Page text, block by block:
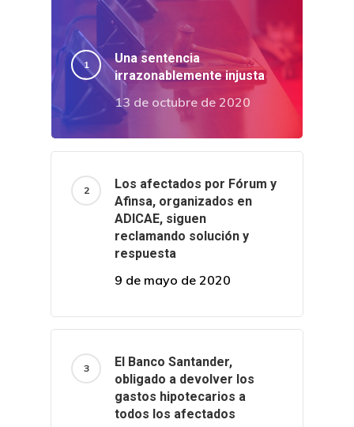
Una sentencia
irrazonablemente injusta
13 de octubre de 2020
Los afectados por Fórum y
Afinsa, organizados en
ADICAE, siguen
reclamando solución y
respuesta
9 de mayo de 2020
El Banco Santander,
obligado a devolver los
gastos hipotecarios a
todos los afectados